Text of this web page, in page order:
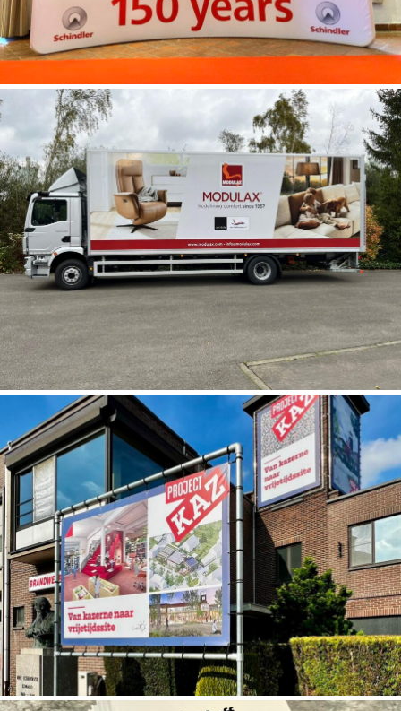
Spandoek-constructies voor de Gemeente
Londerzeel
Hardcover boeken voor Kantoff